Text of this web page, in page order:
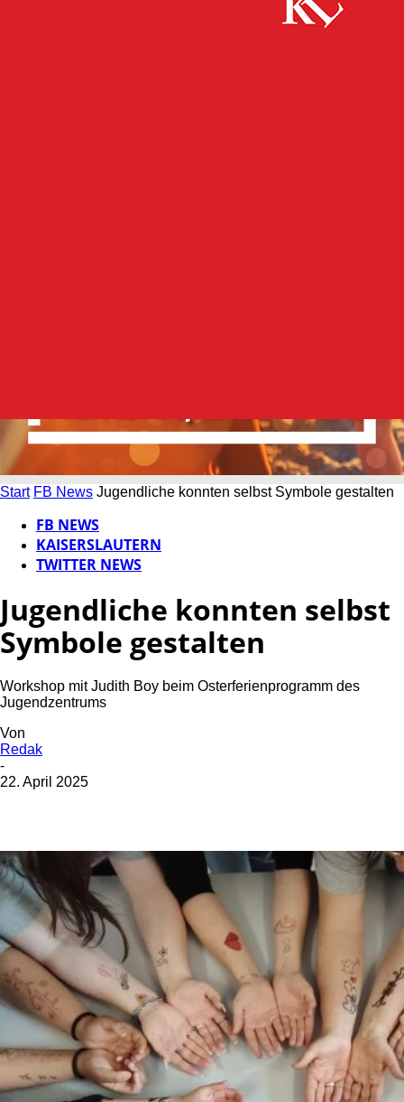
Start FB News Jugendliche konnten selbst Symbole gestalten
FB NEWS
KAISERSLAUTERN
TWITTER NEWS
Jugendliche konnten selbst
Symbole gestalten
Workshop mit Judith Boy beim Osterferienprogramm des
Jugendzentrums
Von
Redak
-
22. April 2025